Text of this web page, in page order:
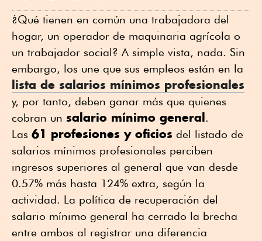
¿Qué tienen en común una trabajadora del
hogar, un operador de maquinaria agrícola o
un trabajador social? A simple vista, nada. Sin
embargo, los une que sus empleos están en la
lista de salarios mínimos profesionales
y, por tanto, deben ganar más que quienes
cobran un salario mínimo general.
Las 61 profesiones y oficios del listado de
salarios mínimos profesionales perciben
ingresos superiores al general que van desde
0.57% más hasta 124% extra, según la
actividad. La política de recuperación del
salario mínimo general ha cerrado la brecha
entre ambos al registrar una diferencia